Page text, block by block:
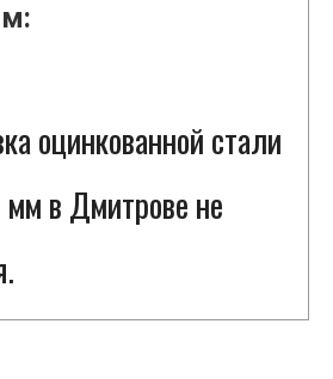
оцинкованной стали
в Дмитрове не